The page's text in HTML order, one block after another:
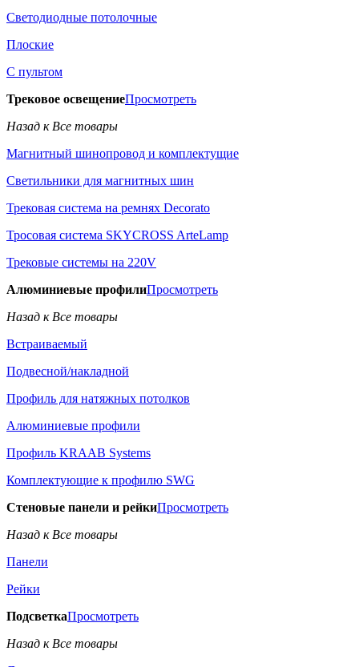
Светодиодные потолочные
Плоские
С пультом
Трековое освещениеПросмотреть
Назад к Все товары
Магнитный шинопровод и комплектущие
Светильники для магнитных шин
Трековая система на ремнях Decorato
Тросовая система SKYCROSS ArteLamp
Трековые системы на 220V
Алюминиевые профилиПросмотреть
Назад к Все товары
Встраиваемый
Подвесной/накладной
Профиль для натяжных потолков
Алюминиевые профили
Профиль KRAAB Systems
Комплектующие к профилю SWG
Стеновые панели и рейкиПросмотреть
Назад к Все товары
Панели
Рейки
ПодсветкаПросмотреть
Назад к Все товары